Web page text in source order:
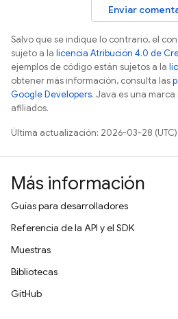
Enviar
Salvo que se indique lo contrario, el
sujeto a la licencia Atribución 4.0 de
ejemplos de código están sujetos a la
obtener más información, consulta las
Google Developers. Java es una
afiliados.
Última actualización: 2026-03-28 (UTC)
Más información
Guías para desarrolladores
Referencia de la API y el SDK
Muestras
Bibliotecas
GitHub